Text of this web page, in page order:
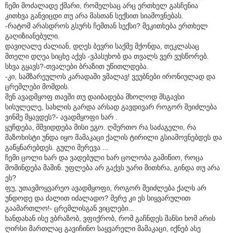
ჩემი მოძალადე ქმარი, რომელსაც არც ერთხელ გასჩენია
კითხვა განვიცდი თუ არა მასთან სექსით სიამოვნებას.
-რატომ არასდროს გსურს ჩემთან სექსი? მეკითხება ერთხელ
გაღიზიანებული.
დავიღალე ძალიან, დღეს ბევრი საქმე მქონდა, თეკლასაც
მთელი დღეა სიცხე აქვს -ვპასუხობ და თვალს ვერ ვუსწორებ.
სხვა გყავს?-თვალები ბრაზით უწითლდება.
-კი, სამზარეულოს კარადაში ვმალავ! ვეუბნები ირონიულად და
ცრემლები მომდის.
შენ ავადმყოფ თავში თუ დაიბადება მხოლოდ მსგავსი
სისულელე, სახლის გარდა არსად გავდივარ როგორ შეიძლება
ვინმე მყავდეს?- ავადმყოფი ხარ .
ყუჩდება, მშვიდდება მისი ეგო. ღმერთო რა საძაგელი, რა
მაზოხისტი უნდა იყო მამაკაცი ქალის ტირილი გსიამოვნებდეს და
გაწყნარებდეს. გული მერევა ...
ჩემი ცოლი ხარ და ვადებული ხარ ცოლობა გამიწიო, როცა
მომინდება მაშინ. უფლება არ გაქვს უარი მითხრა, გინდა თუ არა
ეს?
ფუ, უთავმოყვარეო ავადმყოფი, როგორ შეიძლება ქალს არ
უნდოდე და ძალით იძალადო? მერე კი ეს სიყვარულით
გაამართლო!- ცრემლისგან ვიცლები...
ხანდახან ისე ვბრაზობ, ვფიქრობ, რომ გაჩნდეს შანსი ხომ არის
ღირსი მართლაც გავიჩინო საყვარელი მამაკაცი, იქნებ ასე